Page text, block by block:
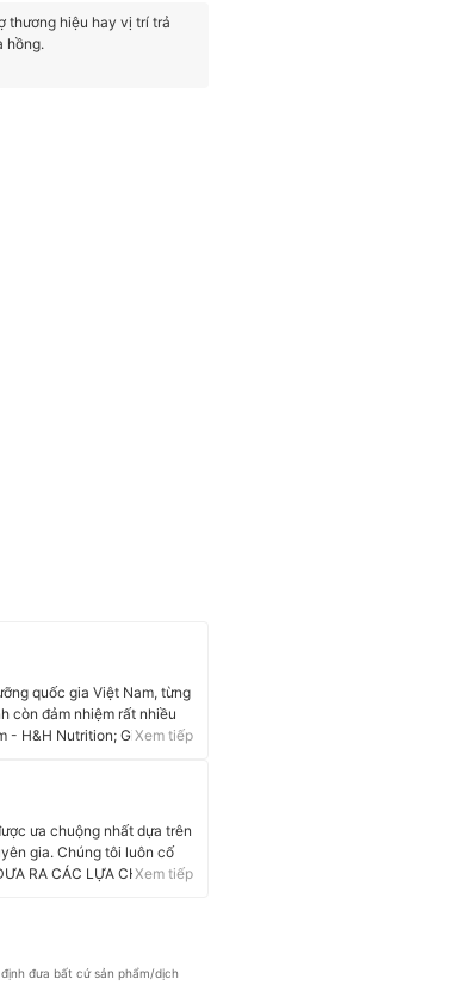
thương hiệu hay vị trí trả
hồng.
quốc gia Việt Nam, từng
còn đảm nhiệm rất nhiều
- H&H Nutrition; Giảng viên
viên Tổ chức phi chính phủ
Xem tiếp
ưa chuộng nhất dựa trên
gia. Chúng tôi luôn cố
RA CÁC LỰA CHỌN”Xem tiếp
đưa bất cứ sản phẩm/dịch